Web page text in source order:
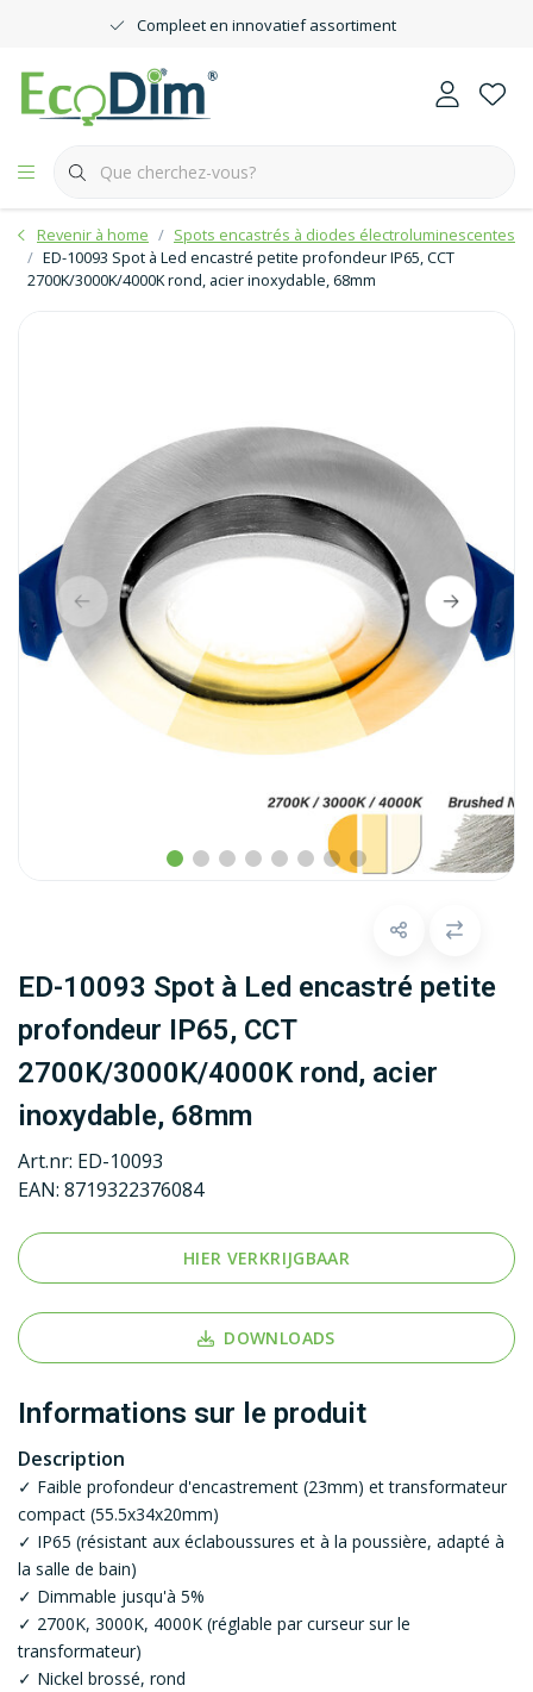
Compleet en innovatief assortiment
Revenir à home
Spots encastrés à diodes électroluminescentes
ED-10093 Spot à Led encastré petite profondeur IP65, CCT
2700K/3000K/4000K rond, acier inoxydable, 68mm
ED-10093 Spot à Led encastré petite
profondeur IP65, CCT
2700K/3000K/4000K rond, acier
inoxydable, 68mm
Art.nr: ED-10093
EAN: 8719322376084
HIER VERKRIJGBAAR
DOWNLOADS
Informations sur le produit
Description
✓ Faible profondeur d'encastrement (23mm) et transformateur
compact (55.5x34x20mm)
✓ IP65 (résistant aux éclaboussures et à la poussière, adapté à
la salle de bain)
✓ Dimmable jusqu'à 5%
✓ 2700K, 3000K, 4000K (réglable par curseur sur le
transformateur)
✓ Nickel brossé, rond